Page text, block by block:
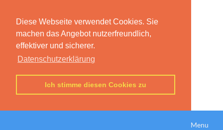
Diese Webseite verwendet Cookies. Sie
machen das Angebot nutzerfreundlich,
effektiver und sicherer.
Datenschutzerklärung
Ich stimme diesen Cookies zu
Menu